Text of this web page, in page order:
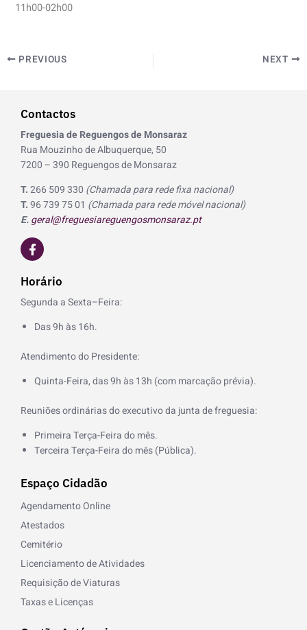
11h00-02h00
PREVIOUS NEXT
Contactos
Freguesia de Reguengos de Monsaraz
Rua Mouzinho de Albuquerque, 50
7200 – 390 Reguengos de Monsaraz
T.266 509 330 (Chamada para rede fixa nacional)
T.96 739 75 01 (Chamada para rede móvel nacional)
E.geral@freguesiareguengosmonsaraz.pt
F
a
c
e
b
o
o
k
Horário
Segunda a Sexta–Feira:
Das 9h às 16h.
Atendimento do Presidente:
Quinta-Feira, das 9h às 13h (com marcação prévia).
Reuniões ordinárias do executivo da junta de freguesia:
Primeira Terça-Feira do mês.
Terceira Terça-Feira do mês (Pública).
Espaço Cidadão
Agendamento Online
Atestados
Cemitério
Licenciamento de Atividades
Requisição de Viaturas
Taxas e Licenças